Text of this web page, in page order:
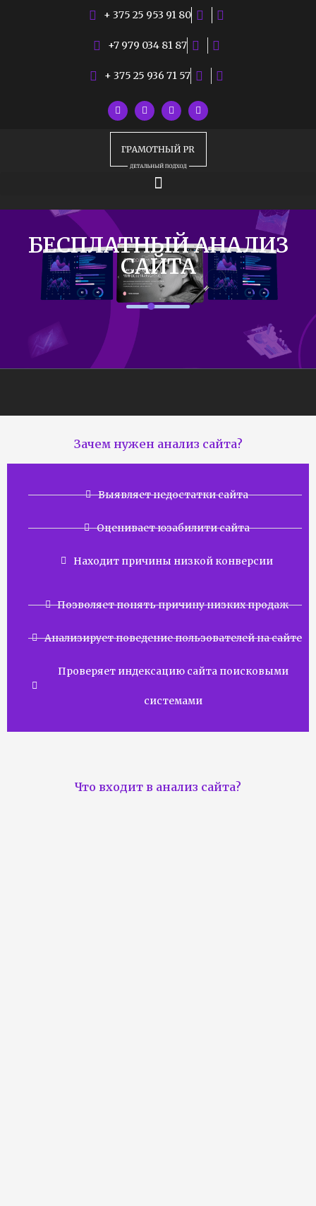
+ 375 25 953 91 80
+7 979 034 81 87
+ 375 25 936 71 57
БЕСПЛАТНЫЙ АНАЛИЗ
САЙТА
Зачем нужен анализ сайта?
Выявляет недостатки сайта
Оценивает юзабилити сайта
Находит причины низкой конверсии
Позволяет понять причину низких продаж
Анализирует поведение пользователей на сайте
Проверяет индексацию сайта поисковыми
системами
Что входит в анализ сайта?